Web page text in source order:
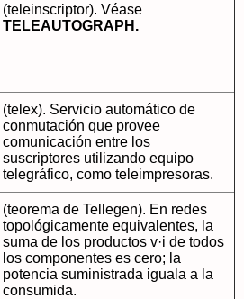
(teleinscriptor). Véase
TELEAUTOGRAPH.
(telex). Servicio automático de
conmutación que provee
comunicación entre los
suscriptores utilizando equipo
telegráfico, como teleimpresoras.
(teorema de Tellegen). En redes
topológicamente equivalentes, la
suma de los productos v·i de todos
los componentes es cero; la
potencia suministrada iguala a la
consumida.